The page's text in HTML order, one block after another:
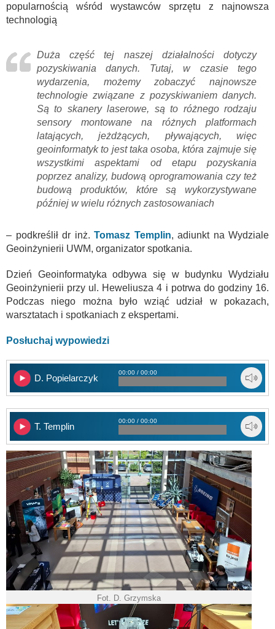
popularnością wśród wystawców sprzętu z najnowsza
technologią
Duża część tej naszej działalności dotyczy
pozyskiwania danych. Tutaj, w czasie tego
wydarzenia, możemy zobaczyć najnowsze
technologie związane z pozyskiwaniem danych.
Są to skanery laserowe, są to różnego rodzaju
sensory montowane na różnych platformach
latających, jeżdżących, pływających, więc
geoinformatyk to jest taka osoba, która zajmuje się
wszystkimi aspektami od etapu pozyskania
poprzez analizy, budową oprogramowania czy też
budową produktów, które są wykorzystywane
później w wielu różnych zastosowaniach
– podkreślił dr inż. Tomasz Templin, adiunkt na Wydziale
Geoinżynierii UWM, organizator spotkania.
Dzień Geoinformatyka odbywa się w budynku Wydziału
Geoinżynierii przy ul. Heweliusza 4 i potrwa do godziny 16.
Podczas niego można było wziąć udział w pokazach,
warsztatach i spotkaniach z ekspertami.
Posłuchaj wypowiedzi
D. Popielarczyk
00:00 / 00:00
T. Templin
00:00 / 00:00
Fot. D. Grzymska